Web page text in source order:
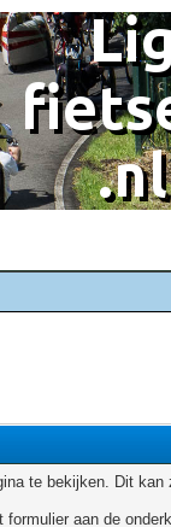
te bekijken. Dit
aan de